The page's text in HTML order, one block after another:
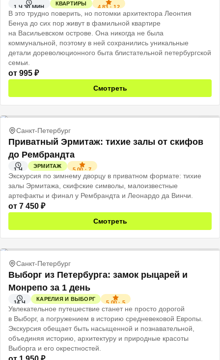
1 Ч 30 МИН
КВАРТИРЫ
4.83 ·12
В это трудно поверить, но потомки архитектора Леонтия
Бенуа до сих пор живут в фамильной квартире
на Васильевском острове. Она никогда не была
коммунальной, поэтому в ней сохранились уникальные
детали дореволюционного быта блистательной петербургской
семьи.
от 995 ₽
Смотреть
Санкт-Петербург
Приватный Эрмитаж: тихие залы от скифов
до Рембрандта
1 Ч
ЭРМИТАЖ
5.00·7
Экскурсия по зимнему дворцу в приватном формате: тихие
залы Эрмитажа, скифские символы, малоизвестные
артефакты и финал у Рембрандта и Леонардо да Винчи.
от 7 450 ₽
Смотреть
Санкт-Петербург
Выборг из Петербурга: замок рыцарей и
Монрепо за 1 день
14 Ч
КАРЕЛИЯ И ВЫБОРГ
5.00· 5
Увлекательное путешествие станет не просто дорогой
в Выборг, а погружением в историю средневековой Европы.
Экскурсия обещает быть насыщенной и познавательной,
объединяя историю, архитектуру и природные красоты
Выборга и его окрестностей.